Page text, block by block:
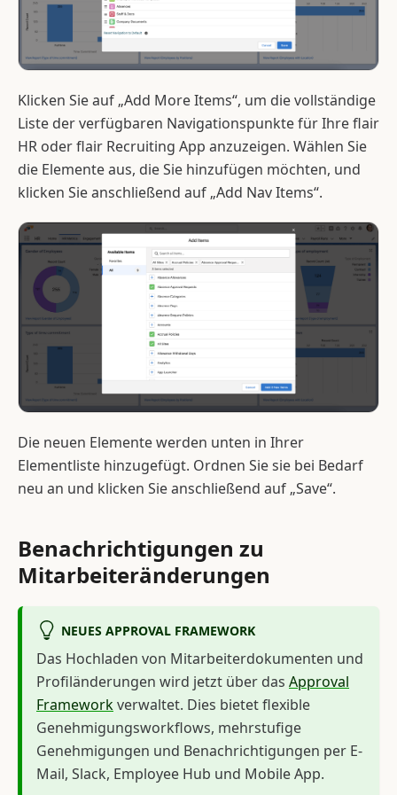
Klicken Sie auf „Add More Items“, um die vollständige
Liste der verfügbaren Navigationspunkte für Ihre flair
HR oder flair Recruiting App anzuzeigen. Wählen Sie
die Elemente aus, die Sie hinzufügen möchten, und
klicken Sie anschließend auf „Add Nav Items“.
Die neuen Elemente werden unten in Ihrer
Elementliste hinzugefügt. Ordnen Sie sie bei Bedarf
neu an und klicken Sie anschließend auf „Save“.
Benachrichtigungen zu
Mitarbeiteränderungen
NEUES APPROVAL FRAMEWORK
Das Hochladen von Mitarbeiterdokumenten und
Profiländerungen wird jetzt über das Approval
Frameworkverwaltet. Dies bietet flexible
Genehmigungsworkflows, mehrstufige
Genehmigungen und Benachrichtigungen per E-
Mail, Slack, Employee Hub und Mobile App.